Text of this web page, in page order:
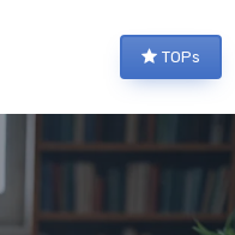
TOPs